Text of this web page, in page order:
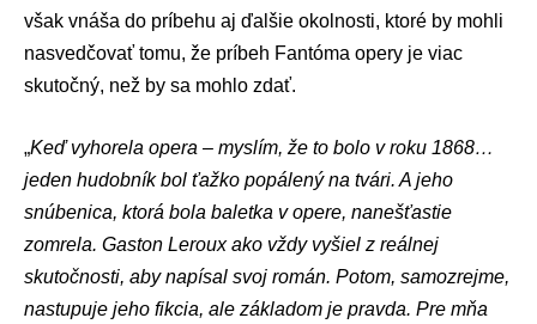
však vnáša do príbehu aj ďalšie okolnosti, ktoré by mohli
nasvedčovať tomu, že príbeh Fantóma opery je viac
skutočný, než by sa mohlo zdať.
„Keď vyhorela opera – myslím, že to bolo v roku 1868…
jeden hudobník bol ťažko popálený na tvári. A jeho
snúbenica, ktorá bola baletka v opere, nanešťastie
zomrela. Gaston Leroux ako vždy vyšiel z reálnej
skutočnosti, aby napísal svoj román. Potom, samozrejme,
nastupuje jeho fikcia, ale základom je pravda. Pre mňa